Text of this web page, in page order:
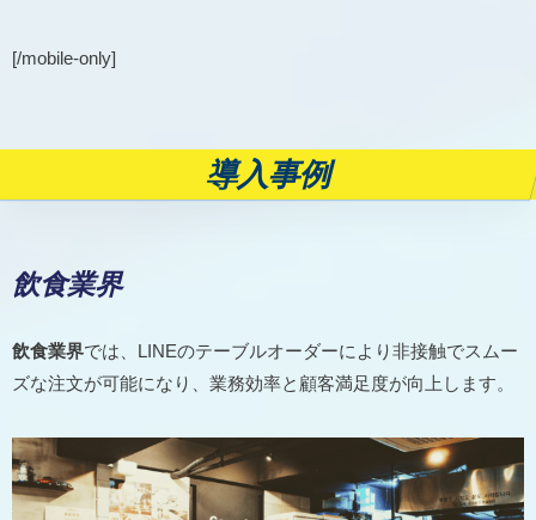
[/mobile-only]
導入事例
飲食業界
飲食業界では、LINEのテーブルオーダーにより非接触でスムー
ズな注文が可能になり、業務効率と顧客満足度が向上します。